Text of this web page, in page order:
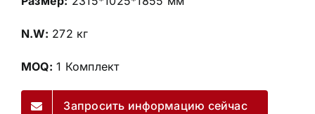
N.W: 272 кг
MOQ: 1 Комплект
Запросить информацию сейчас